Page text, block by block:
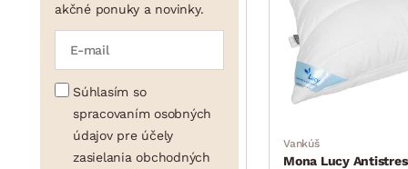
akčné ponuky a novinky.
Súhlasím so
spracovaním osobných
údajov pre účely
zasielania obchodných
Vankúš
Mona Lucy